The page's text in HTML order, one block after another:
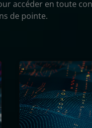
accéder en toute
de pointe.